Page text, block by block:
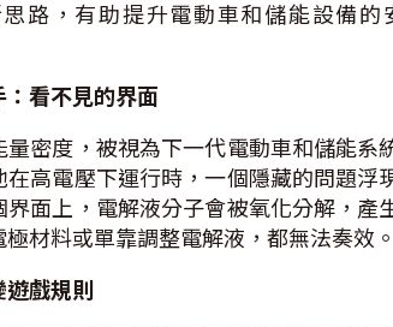
路，有助提升電動車和儲能設備
看不見的界面
密度，被視為下一代電動車和儲能
高電壓下運行時，一個隱藏的問題
面上，電解液分子會被氧化分解，
材料或單靠調整電解液，都無法奏效。
遊戲規則